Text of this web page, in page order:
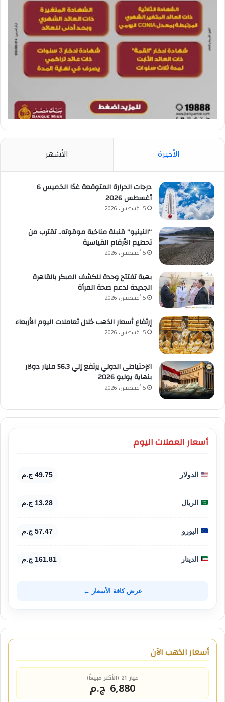
الأخيرة الأشهر
درجات الحرارة المتوقعة غدًا الخميس 6
أغسطس 2026
5 أغسطس، 2026
“النينيو” قنبلة مناخية موقوته.. تقترب من
تحطيم الأرقام القياسية
5 أغسطس، 2026
بهية تفتتح وحدة للكشف المبكر بالقاهرة
الجديدة لدعم صحة المرأة
5 أغسطس، 2026
إرتفاع أسعار الذهب خلال تعاملات اليوم الأربعاء
5 أغسطس، 2026
الإحتياطى الدولي يرتفع إلي 56.3 مليار دولار
بنهاية يوليو 2026
5 أغسطس، 2026
أسعار العملات اليوم
الدولار 49.75 ج.م
الريال 13.28 ج.م
اليورو 57.47 ج.م
الدينار 161.81 ج.م
عرض كافة الأسعار ←
أسعار الذهب الآن
عيار 21 (الأكثر مبيعاً)
6,880 ج.م